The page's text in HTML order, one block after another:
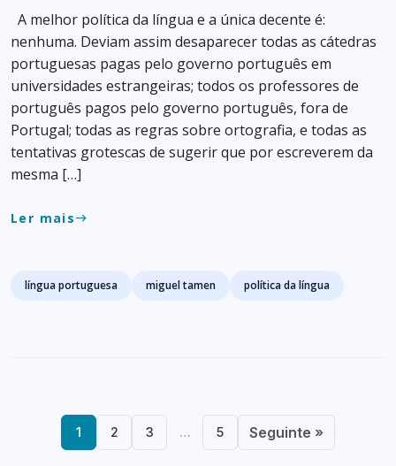
A melhor política da língua e a única decente é:
nenhuma. Deviam assim desaparecer todas as cátedras
portuguesas pagas pelo governo português em
universidades estrangeiras; todos os professores de
português pagos pelo governo português, fora de
Portugal; todas as regras sobre ortografia, e todas as
tentativas grotescas de sugerir que por escreverem da
mesma […]
Ler maiseast
Tags
língua portuguesa miguel tamen política da língua
1 2 3 … 5 Seguinte »